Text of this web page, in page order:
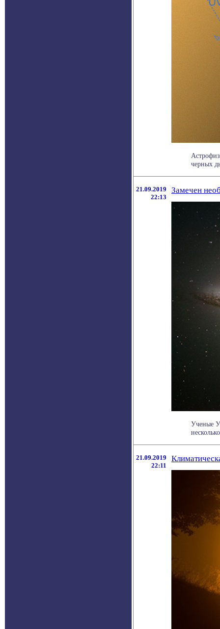
черных
21.09.2019
22:13
Замечен
Ученые
21.09.2019
22:11